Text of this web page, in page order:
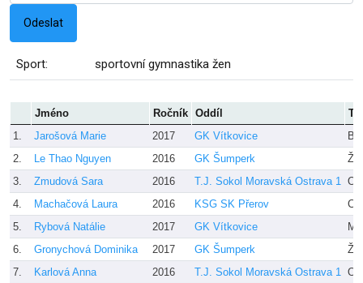
Sport: sportovní gymnastika žen
Jméno Ročník Oddíl
1.
Jarošová Marie 2017 GK Vítkovice
2.
Le Thao Nguyen 2016 GK Šumperk
3.
Zmudová Sara 2016 T.J. Sokol Moravská Ostrava 1
4.
Machačová Laura 2016 KSG SK Přerov
5.
Rybová Natálie 2017 GK Vítkovice
6.
Gronychová Dominika 2017 GK Šumperk
7.
Karlová Anna 2016 T.J. Sokol Moravská Ostrava 1